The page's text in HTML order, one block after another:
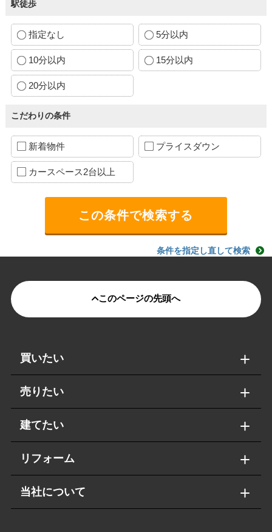
駅徒歩
指定なし 5分以内
10分以内 15分以内
20分以内
こだわりの条件
新着物件 プライスダウン
カースペース2台以上
条件を指定し直して検索
このページの先頭へ
買いたい
売りたい
建てたい
リフォーム
当社について